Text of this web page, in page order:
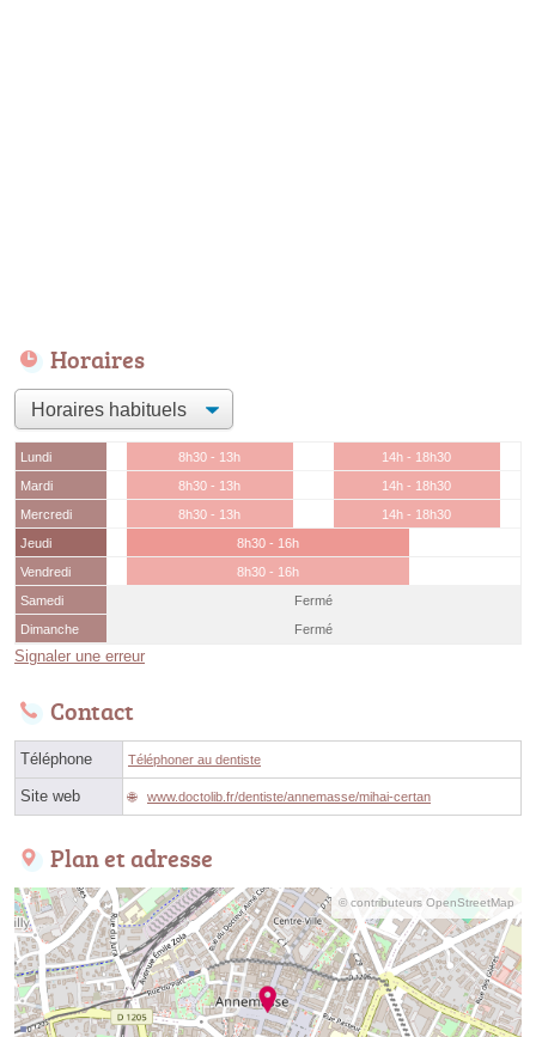
Horaires
Lundi 8h30 - 13h
14h - 18h30
Mardi
8h30 - 13h
14h - 18h30
Mercredi
8h30 - 13h
14h - 18h30
Jeudi
8h30 - 16h
Vendredi
8h30 - 16h
Samedi
Fermé
Dimanche
Fermé
Signaler une erreur
Contact
Téléphone Téléphoner au dentiste
Site web www.doctolib.fr/dentiste/annemasse/mihai-certan
Plan et adresse
© contributeurs OpenStreetMap